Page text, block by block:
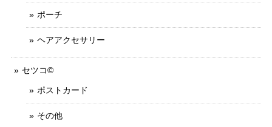
ポーチ
ヘアアクセサリー
セツコ©
ポストカード
その他